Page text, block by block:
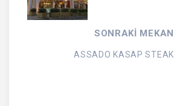
SONRAKİ MEKAN
ASSADO KASAP STEAK